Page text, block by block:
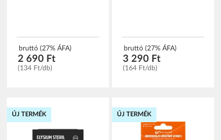
bruttó (27% ÁFA)
2 690 Ft
(134 Ft/db)
bruttó (27% ÁFA)
3 290 Ft
(164 Ft/db)
ÚJ TERMÉK ÚJ TERMÉK